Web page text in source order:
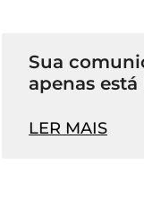
Sua
apenas
LER MAIS